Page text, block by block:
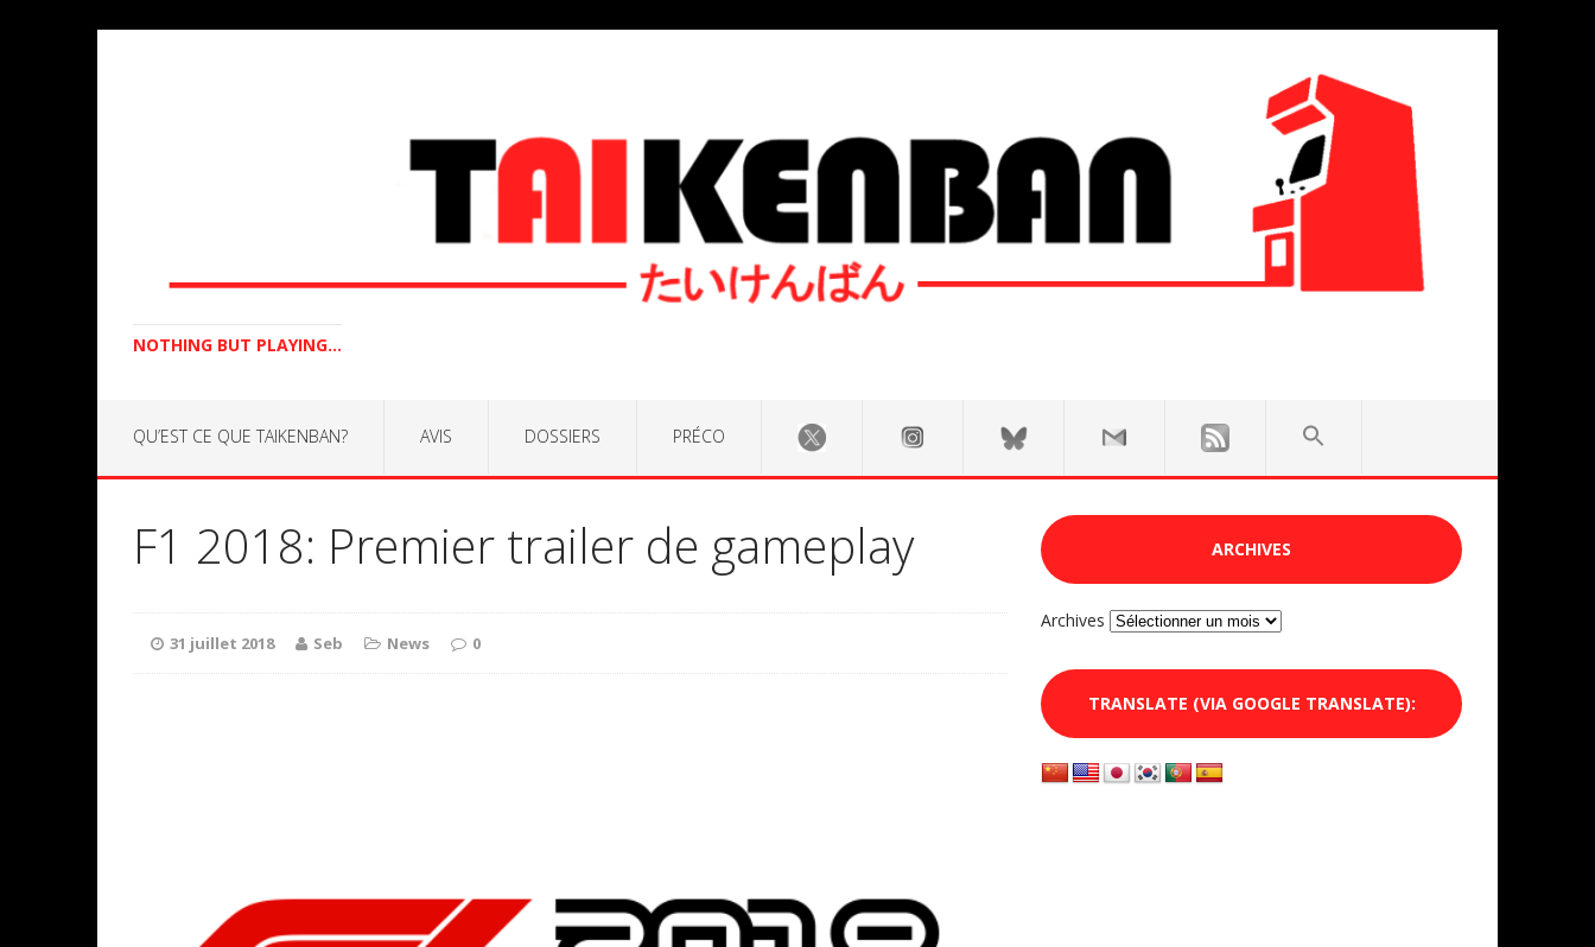
NOTHING BUT PLAYING...
QU’EST CE QUE TAIKENBAN? AVIS DOSSIERS PRÉCO
F1 2018: Premier trailer de gameplay
31 juillet 2018 Seb News 0
ARCHIVES
Archives
TRANSLATE (VIA GOOGLE TRANSLATE):